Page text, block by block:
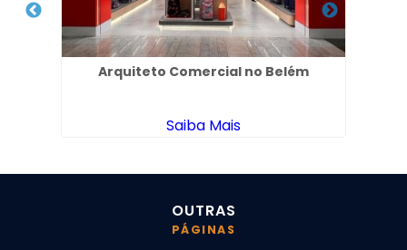
Arquiteto Comercial no Belém
Saiba Mais
OUTRAS
PÁGINAS